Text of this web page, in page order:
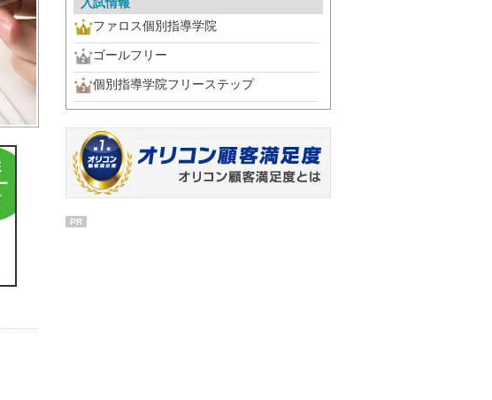
ファロス個別指導学院
ゴールフリー
個別指導学院フリーステップ
PR